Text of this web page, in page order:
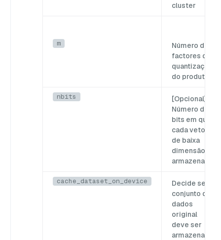
cluster
m
Número de
factores de
quantização
do produto,
nbits
[Opcional]
Número de
bits em que
cada vetor
de baixa
dimensão é
armazenado.
cache_dataset_on_device
Decide se o
conjunto de
dados
original
deve ser
armazenado